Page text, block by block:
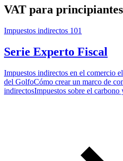
VAT para principiantes
Impuestos indirectos 101
Serie Experto Fiscal
Impuestos indirectos en el comercio
del GolfoCómo crear un marco de
indirectosImpuestos sobre el carbono